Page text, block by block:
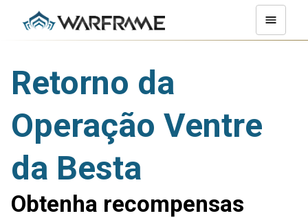
Retorno da
Operação Ventre
da Besta
Obtenha recompensas